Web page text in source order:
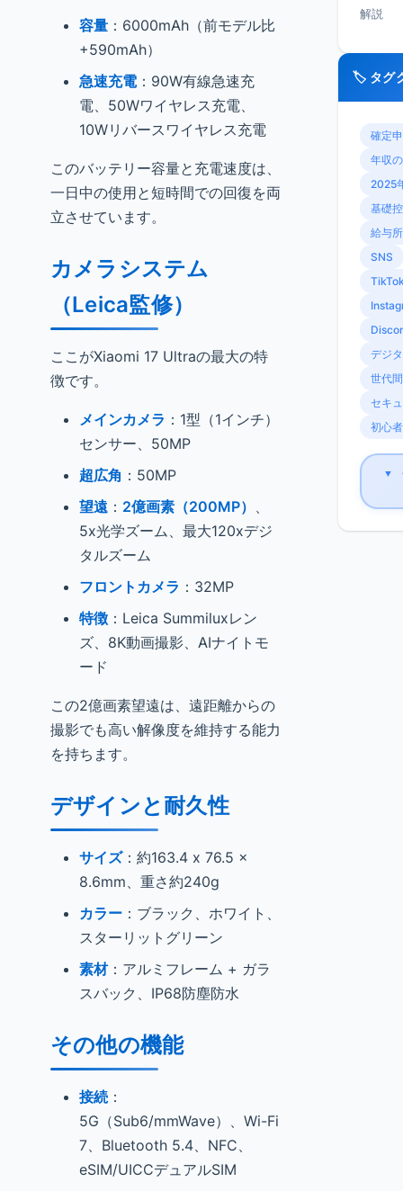
容量 ：6000mAh（前モデル比
+590mAh）
急速充電：90W有線急速充
電、50Wワイヤレス充電、
10Wリバースワイヤレス充電
このバッテリー容量と充電速度は、
一日中の使用と短時間での回復を両
立させています。
カメラシステム
（Leica監修）
ここがXiaomi 17 Ultraの最大の特
徴です。
メインカメラ ：1型（1インチ）
センサー、50MP
超広角 ：50MP
望遠 ： 2億画素（200MP） 、
5x光学ズーム、最大120xデジ
タルズーム
フロントカメラ ：32MP
特徴 ：Leica Summiluxレン
ズ、8K動画撮影、AIナイトモ
ード
この2億画素望遠は、遠距離からの
撮影でも高い解像度を維持する能力
を持ちます。
デザインと耐久性
サイズ：約163.4 x 76.5 x
8.6mm、重さ約240g
カラー ：ブラック、ホワイト、
スターリットグリーン
素材：アルミフレーム + ガラ
スバック、IP68防塵防水
その他の機能
接続 ：
5G（Sub6/mmWave）、Wi-Fi
7、Bluetooth 5.4、NFC、
eSIM/UICCデュアルSIM
解説
🏷️ タグ
確定
年収
2025
基礎
給与
SNS
デジ
世代
セキ
初心
▼